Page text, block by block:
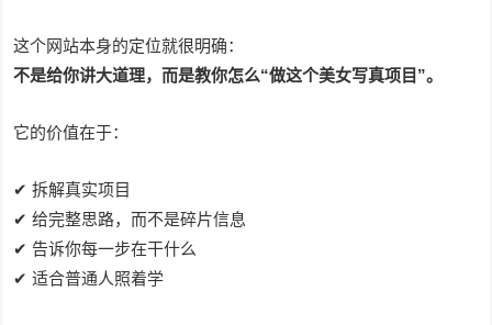
这个网站本身的定位就很明确：
不是给你讲大道理，而是教你怎么“做这个美女写真项目”。
它的价值在于：
✔ 拆解真实项目
✔ 给完整思路，而不是碎片信息
✔ 告诉你每一步在干什么
✔ 适合普通人照着学